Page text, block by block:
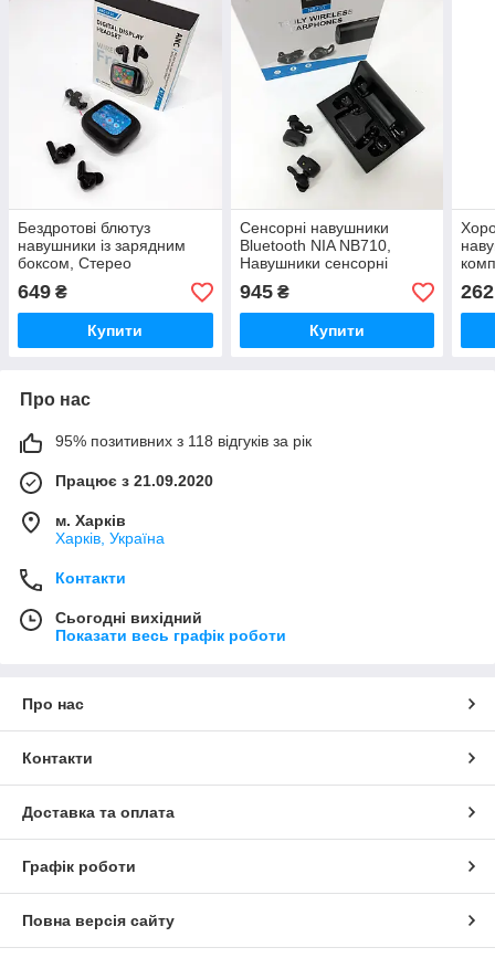
Бездротові блютуз
навушники із зарядним
боксом, Стерео
навушники для спорту,
Bluetooth гарнітура IZ-86
649 ₴
Купити
Сенсорні навушники
Bluetooth NIA NB710,
Навушники сенсорні
бездротові для андроїд
UA-73
945₴
Купити
262
Про нас
95% позитивних з 118 відгуків за рік
Працює з 21.09.2020
м. Харків
Харків, Україна
Контакти
Сьогодні вихідний
Показати весь графік роботи
Про нас
Контакти
Доставка та оплата
Графік роботи
Повна версія сайту